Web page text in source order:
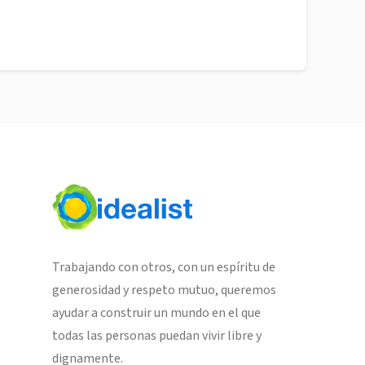
Trabajando con otros, con un espíritu de
generosidad y respeto mutuo, queremos
ayudar a construir un mundo en el que
todas las personas puedan vivir libre y
dignamente.